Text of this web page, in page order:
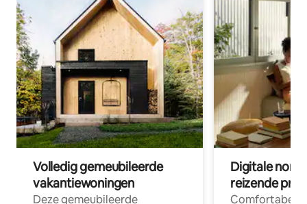
Volledig gemeubileerde
vakantiewoningen
Deze gemeubileerde
Digitale
reizende
Comfortabele